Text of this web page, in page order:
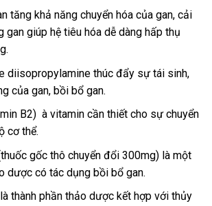
tăng khả năng chuyển hóa của gan, cải
gan giúp hệ tiêu hóa dễ dàng hấp thụ
diisopropylamine thúc đẩy sự tái sinh,
của gan, bồi bổ gan.
B2) à vitamin cần thiết cho sự chuyển
cơ thể.
gốc thô chuyển đổi 300mg) là một
dược có tác dụng bồi bổ gan.
thành phần thảo dược kết hợp với thủy